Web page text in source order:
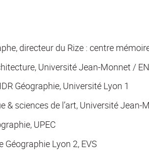
directeur du Rize : centre
Université Jean-Monnet /
Géographie, Université Lyon 1
& sciences de l’art, Université Jean-
UPEC
Lyon 2, EVS